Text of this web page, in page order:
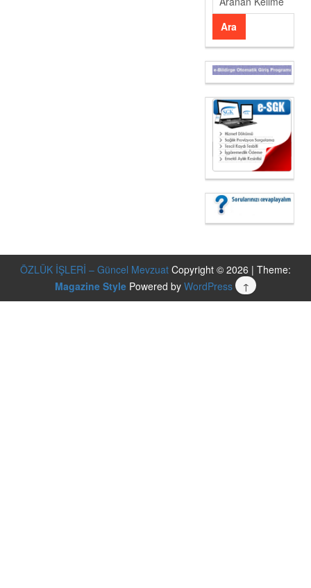
ÖZLÜK İŞLERİ – Güncel Mevzuat Copyright © 2026 | Theme:
Magazine Style Powered by WordPress ↑